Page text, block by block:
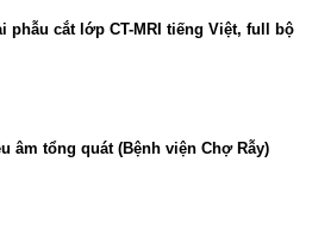
phẫu cắt lớp CT-MRI tiếng Việt, full bộ
âm tổng quát (Bệnh viện Chợ Rẫy)